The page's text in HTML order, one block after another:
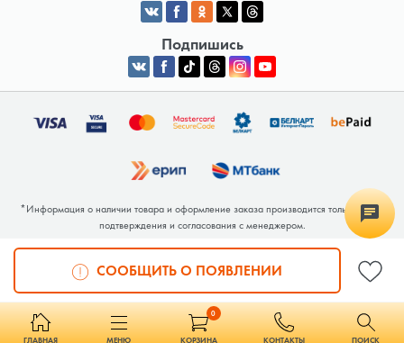
ГЛАВНАЯ МЕНЮ
0
КОРЗИНА КОНТАКТЫ ПОИСК
СООБЩИТЬ О ПОЯВЛЕНИИ
Подпишись
*Информация о наличии товара и оформление заказа производится только после
подтверждения и согласования с менеджером.
Общество с ограниченной ответственностью «Люкрай» Юридический адрес:
220062, г. Минск, ул. Тимирязева, дом 123, корп. 2, оф. 367/2 Почтовый адрес:
220062, г. Минск, ул. Тимирязева, дом 123, корп. 2, оф. 367/2 УНП 691764371
Интернет-магазин зарегистрирован в Торговом реестре РБ под номером 768117 от
04.02.2026.